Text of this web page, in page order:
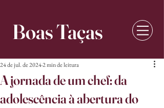
Boas Taças
A jornada de um chef: da
adolescência à abertura do
24 de jul. de 20242 min de leitura